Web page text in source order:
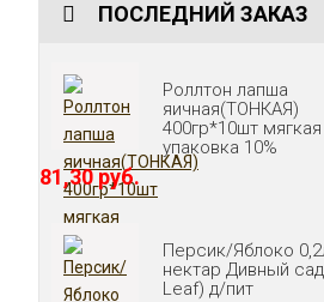
ПОСЛЕДНИЙ ЗАКАЗ
Роллтон лапша
яичная(ТОНКАЯ)
400гр*10шт мягкая
упаковка 10%
81,30 руб.
Персик/Яблоко
нектар Дивный
Leaf) д/пит